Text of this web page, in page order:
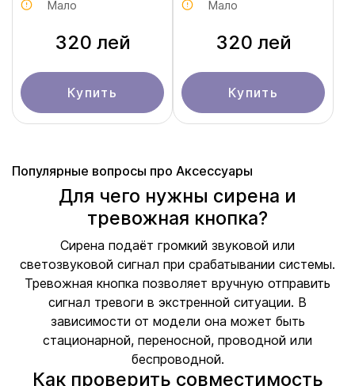
Мало
320 лей
Купить
Мало
320 лей
Купить
Популярные вопросы про Аксессуары
Для чего нужны сирена и
тревожная кнопка?
Сирена подаёт громкий звуковой или
светозвуковой сигнал при срабатывании системы.
Тревожная кнопка позволяет вручную отправить
сигнал тревоги в экстренной ситуации. В
зависимости от модели она может быть
стационарной, переносной, проводной или
беспроводной.
Как проверить совместимость